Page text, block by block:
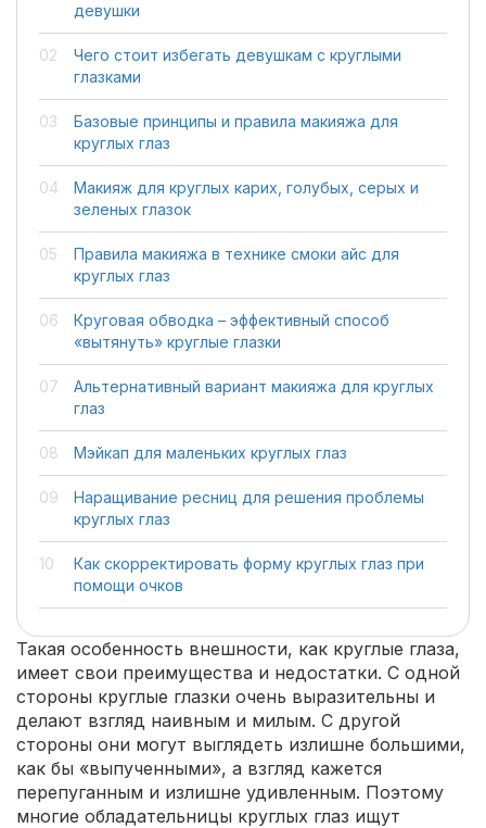
девушки
Чего стоит избегать девушкам с круглыми
глазками
Базовые принципы и правила макияжа для
круглых глаз
Макияж для круглых карих, голубых, серых и
зеленых глазок
Правила макияжа в технике смоки айс для
круглых глаз
Круговая обводка – эффективный способ
«вытянуть» круглые глазки
Альтернативный вариант макияжа для круглых
глаз
Мэйкап для маленьких круглых глаз
Наращивание ресниц для решения проблемы
круглых глаз
Как скорректировать форму круглых глаз при
помощи очков
Такая особенность внешности, как круглые глаза,
имеет свои преимущества и недостатки. С одной
стороны круглые глазки очень выразительны и
делают взгляд наивным и милым. С другой
стороны они могут выглядеть излишне большими,
как бы «выпученными», а взгляд кажется
перепуганным и излишне удивленным. Поэтому
многие обладательницы круглых глаз ищут